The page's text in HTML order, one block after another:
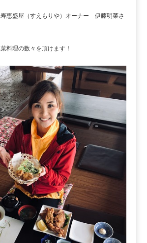
恵盛屋（すえもりや）オーナー 伊藤明菜さ
料理の数々を頂けます！